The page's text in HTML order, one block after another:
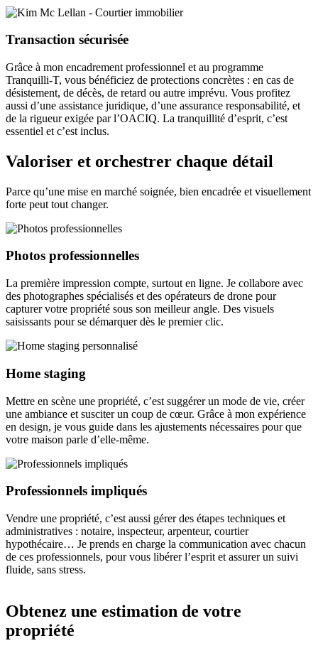
Transaction sécurisée
Grâce à mon encadrement professionnel et au programme
Tranquilli-T, vous bénéficiez de protections concrètes : en cas de
désistement, de décès, de retard ou autre imprévu. Vous profitez
aussi d’une assistance juridique, d’une assurance responsabilité, et
de la rigueur exigée par l’OACIQ. La tranquillité d’esprit, c’est
essentiel et c’est inclus.
Valoriser et orchestrer chaque détail
Parce qu’une mise en marché soignée, bien encadrée et visuellement
forte peut tout changer.
Photos professionnelles
La première impression compte, surtout en ligne. Je collabore avec
des photographes spécialisés et des opérateurs de drone pour
capturer votre propriété sous son meilleur angle. Des visuels
saisissants pour se démarquer dès le premier clic.
Home staging
Mettre en scène une propriété, c’est suggérer un mode de vie, créer
une ambiance et susciter un coup de cœur. Grâce à mon expérience
en design, je vous guide dans les ajustements nécessaires pour que
votre maison parle d’elle-même.
Professionnels impliqués
Vendre une propriété, c’est aussi gérer des étapes techniques et
administratives : notaire, inspecteur, arpenteur, courtier
hypothécaire… Je prends en charge la communication avec chacun
de ces professionnels, pour vous libérer l’esprit et assurer un suivi
fluide, sans stress.
Obtenez une estimation de votre
propriété